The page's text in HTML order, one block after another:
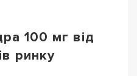
100 мг від
ринку